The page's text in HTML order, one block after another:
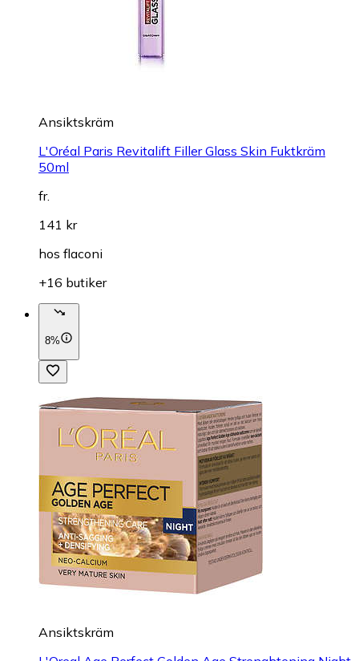
Ansiktskräm
L'Oréal Paris Revitalift Filler Glass Skin Fuktkräm
50ml
fr.
141 kr
hos flaconi
+16 butiker
8%
Ansiktskräm